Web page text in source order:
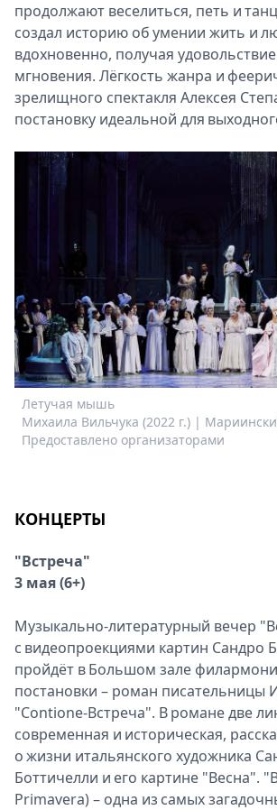
продолжают веселиться, петь и
создал историю об умении жить и
вдохновенно, получая
мгновения. Лёгкость жанра и
зрелищного спектакля Алексея
постановку идеальной для
Летучая мышь
Михаила Вильчука (2022 г.) |
Предоставлено организаторами
КОНЦЕРТЫ
"Встреча"
3 мая (6+)
Музыкально-литературный вечер
с видеопроекциями картин Сандро
пройдёт в Большом зале
постановки – роман писательницы
"Contione-Встреча". В романе две
современная и историческая,
о жизни итальянского художника
Боттичелли и его картине "Весна".
Primavera) – одна из самых